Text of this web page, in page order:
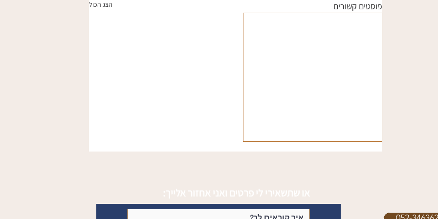
פוסטים קשורים הצג הכול
או שתשאירי לי פרטים ואני אחזור אלייך: